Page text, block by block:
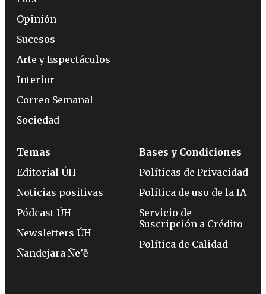
Opinión
Sucesos
Arte y Espectáculos
Interior
Correo Semanal
Sociedad
Temas
Editorial ÚH
Noticias positivas
Pódcast ÚH
Newsletters ÚH
Ñandejara Ñe’ẽ
Bases y Condiciones
Políticas de Privacidad
Política de uso de la IA
Servicio de
Suscripción a Crédito
Política de Calidad